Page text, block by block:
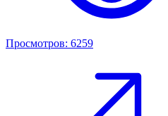
Просмотров: 6259